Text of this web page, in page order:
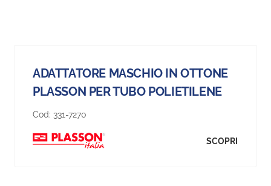
ADATTATORE MASCHIO IN OTTONE
PLASSON PER TUBO POLIETILENE
Cod: 331-7270
SCOPRI